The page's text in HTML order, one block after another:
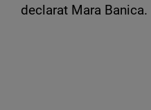
declarat Mara Banica.